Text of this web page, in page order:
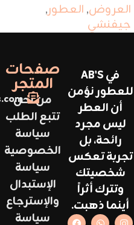
العروض, العطور,
جيفنشي
في AB'S
للعطور نؤمن
أن العطر
ليس مجرد
رائحة، بل
تجربة تعكس
شخصيتك
وتترك أثراً
أينما ذهبت.
صفحات
المتجر
من نحن
تتبع الطلب
سياسة
الخصوصية
سياسة
الإستبدال
والإسترجاع
سياسة